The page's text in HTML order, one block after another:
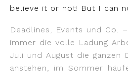
believe it or not! But I can
Deadlines, Events und Co.
immer die volle Ladung
Juli und August die ganzen
anstehen, im Sommer